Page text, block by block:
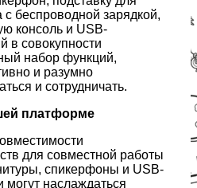
беспроводной зарядкой,
консоль и USB-
в совокупности
набор функций,
и разумно
и сотрудничать.
платформе
для совместной работы
спикерфоны и USB-
могут наслаждаться